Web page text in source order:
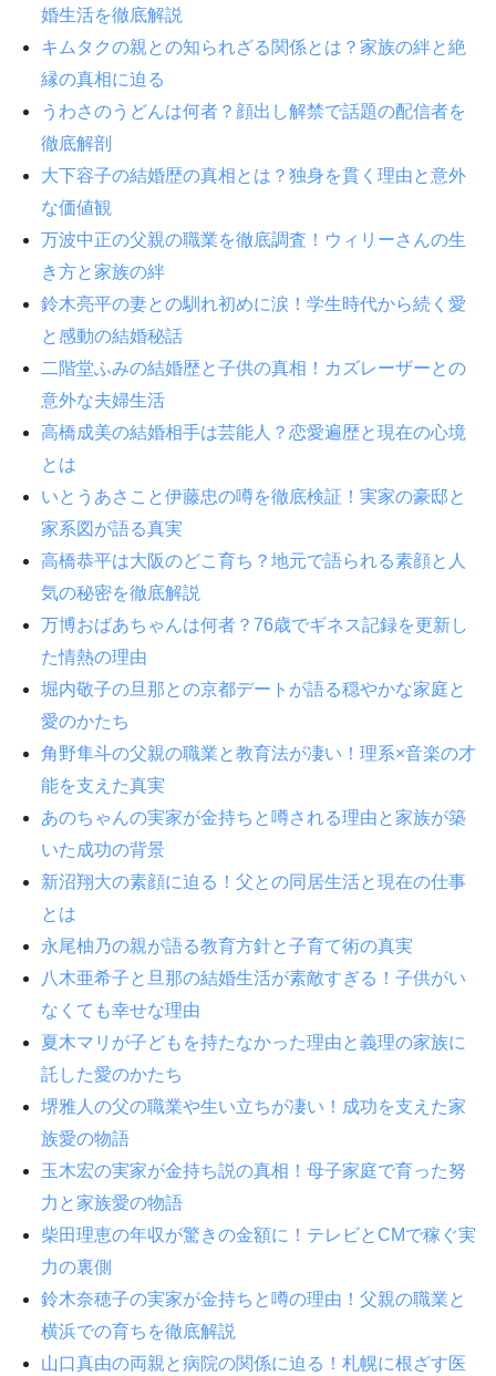
婚生活を徹底解説
キムタクの親との知られざる関係とは？家族の絆と絶
縁の真相に迫る
うわさのうどんは何者？顔出し解禁で話題の配信者を
徹底解剖
大下容子の結婚歴の真相とは？独身を貫く理由と意外
な価値観
万波中正の父親の職業を徹底調査！ウィリーさんの生
き方と家族の絆
鈴木亮平の妻との馴れ初めに涙！学生時代から続く愛
と感動の結婚秘話
二階堂ふみの結婚歴と子供の真相！カズレーザーとの
意外な夫婦生活
高橋成美の結婚相手は芸能人？恋愛遍歴と現在の心境
とは
いとうあさこと伊藤忠の噂を徹底検証！実家の豪邸と
家系図が語る真実
高橋恭平は大阪のどこ育ち？地元で語られる素顔と人
気の秘密を徹底解説
万博おばあちゃんは何者？76歳でギネス記録を更新し
た情熱の理由
堀内敬子の旦那との京都デートが語る穏やかな家庭と
愛のかたち
角野隼斗の父親の職業と教育法が凄い！理系×音楽の才
能を支えた真実
あのちゃんの実家が金持ちと噂される理由と家族が築
いた成功の背景
新沼翔大の素顔に迫る！父との同居生活と現在の仕事
とは
永尾柚乃の親が語る教育方針と子育て術の真実
八木亜希子と旦那の結婚生活が素敵すぎる！子供がい
なくても幸せな理由
夏木マリが子どもを持たなかった理由と義理の家族に
託した愛のかたち
堺雅人の父の職業や生い立ちが凄い！成功を支えた家
族愛の物語
玉木宏の実家が金持ち説の真相！母子家庭で育った努
力と家族愛の物語
柴田理恵の年収が驚きの金額に！テレビとCMで稼ぐ実
力の裏側
鈴木奈穂子の実家が金持ちと噂の理由！父親の職業と
横浜での育ちを徹底解説
山口真由の両親と病院の関係に迫る！札幌に根ざす医